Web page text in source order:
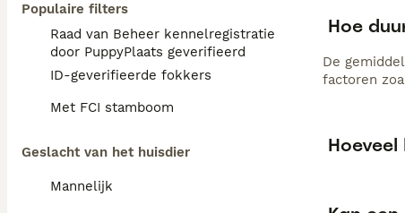
Populaire filters
Raad van Beheer kennelregistratie
door PuppyPlaats geverifieerd
ID-geverifieerde fokkers
Met FCI stamboom
Geslacht van het huisdier
Mannelijk
Hoe
De
factoren